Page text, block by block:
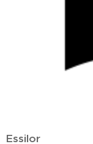
Essilor